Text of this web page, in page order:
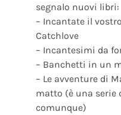
segnalo nuovi libri:
– Incantate il
Catchlove
– Incantesimi da
– Banchetti in un
– Le avventure di
matto (è una serie
comunque)